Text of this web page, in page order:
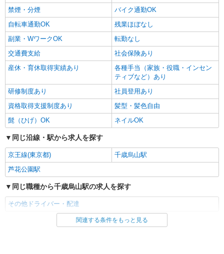
禁煙・分煙
バイク通勤OK
自転車通勤OK
残業ほぼなし
副業・WワークOK
転勤なし
交通費支給
社会保険あり
産休・育休取得実績あり
各種手当（家族・役職・インセン
ティブなど）あり
研修制度あり
社員登用あり
資格取得支援制度あり
髪型・髪色自由
髭（ひげ）OK
ネイルOK
同じ沿線・駅から求人を探す
京王線(東京都)
千歳烏山駅
芦花公園駅
同じ職種から千歳烏山駅の求人を探す
その他ドライバー・配達
同じ雇用形態から千歳烏山駅の求人を探す
関連する条件をもっと見る